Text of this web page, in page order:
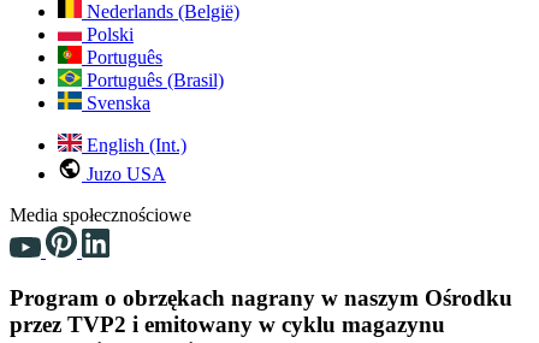
Nederlands (België)
Polski
Português
Português (Brasil)
Svenska
English (Int.)
Juzo USA
Media społecznościowe
Program o obrzękach nagrany w naszym Ośrodku
przez TVP2 i emitowany w cyklu magazynu